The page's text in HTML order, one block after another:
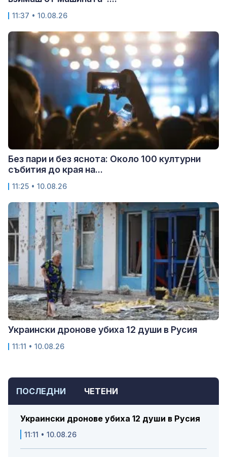
ПОСЛЕДНИ ЧЕТЕНИ
Украински дронове убиха 12 души в Русия
11:11 • 10.08.26
11:37 • 10.08.26
Без пари и без яснота: Около 100 културни
събития до края на...
11:25 • 10.08.26
Украински дронове убиха 12 души в Русия
11:11 • 10.08.26